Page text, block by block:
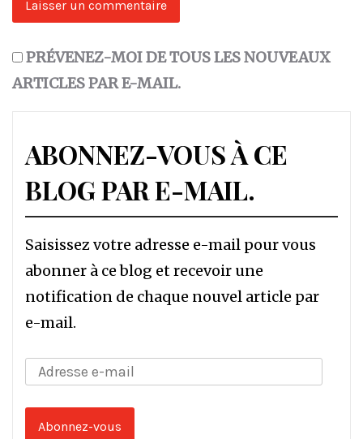
PRÉVENEZ-MOI DE TOUS LES NOUVEAUX
ARTICLES PAR E-MAIL.
ABONNEZ-VOUS À CE
BLOG PAR E-MAIL.
Saisissez votre adresse e-mail pour vous
abonner à ce blog et recevoir une
notification de chaque nouvel article par
e-mail.
Adresse
mail
Abonnez-vous